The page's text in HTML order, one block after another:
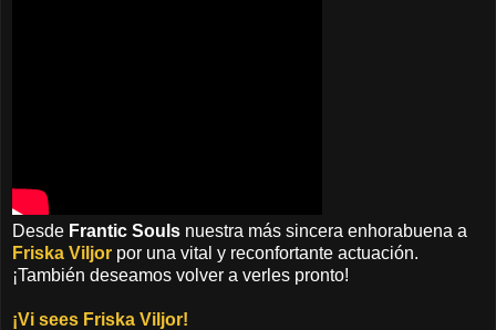
Desde Frantic Souls nuestra más sincera enhorabuena a
Friska Viljor por una vital y reconfortante actuación.
¡También deseamos volver a verles pronto!
¡Vi sees Friska Viljor!